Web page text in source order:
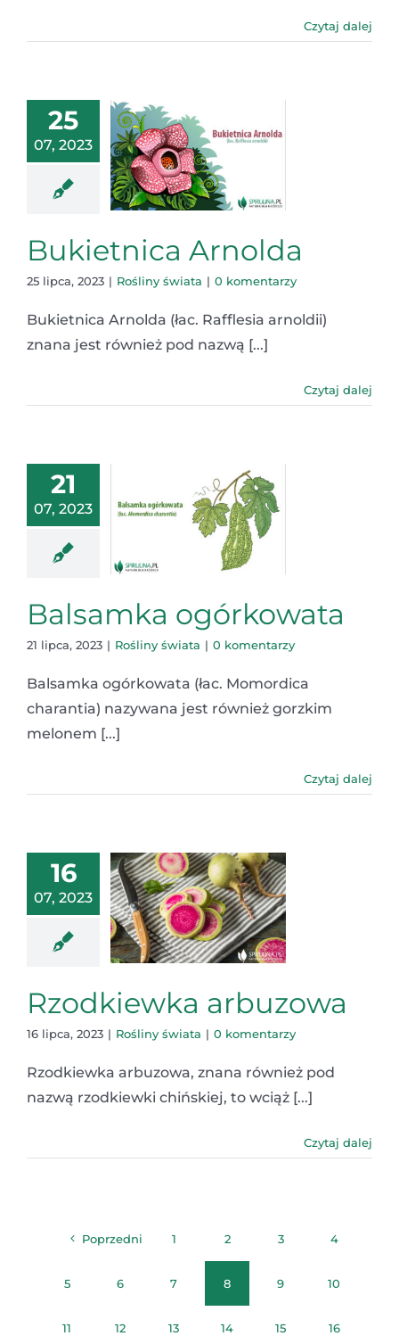
Czytaj dalej
25
07, 2023
Bukietnica Arnolda
25 lipca, 2023 | Rośliny świata | 0 komentarzy
Bukietnica Arnolda (łac. Rafflesia arnoldii)
znana jest również pod nazwą [...]
Czytaj dalej
21
07, 2023
Balsamka ogórkowata
21 lipca, 2023 | Rośliny świata | 0 komentarzy
Balsamka ogórkowata (łac. Momordica
charantia) nazywana jest również gorzkim
melonem [...]
Czytaj dalej
16
07, 2023
Rzodkiewka arbuzowa
16 lipca, 2023 | Rośliny świata | 0 komentarzy
Rzodkiewka arbuzowa, znana również pod
nazwą rzodkiewki chińskiej, to wciąż [...]
Czytaj dalej
Poprzedni 1 2 3 4
5 6 7 8 9 10
11 12 13 14 15 16